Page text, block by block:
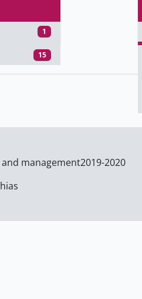
1
14
15
management2019-2020